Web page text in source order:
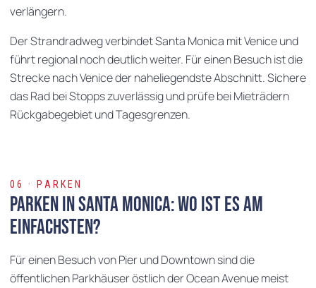
verlängern.
Der Strandradweg verbindet Santa Monica mit Venice und
führt regional noch deutlich weiter. Für einen Besuch ist die
Strecke nach Venice der naheliegendste Abschnitt. Sichere
das Rad bei Stopps zuverlässig und prüfe bei Mieträdern
Rückgabegebiet und Tagesgrenzen.
06 · PARKEN
Parken in Santa Monica: Wo ist es am
einfachsten?
Für einen Besuch von Pier und Downtown sind die
öffentlichen Parkhäuser östlich der Ocean Avenue meist